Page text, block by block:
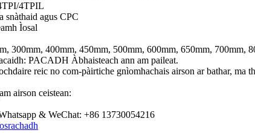
4TPIL
snàthaid agus CPC
Ìosal
300mm, 400mm, 450mm, 500mm, 600mm, 650mm, 700mm,
PACADH Àbhaisteach ann am paileat.
reic no com-pàirtiche gnìomhachais airson ar bathar, ma
airson ceistean:
& WeChat: +86 13730054216